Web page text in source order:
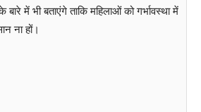
बारे में भी बताएंगे ताकि महिलाओं को गर्भावस्था में
ना हों।